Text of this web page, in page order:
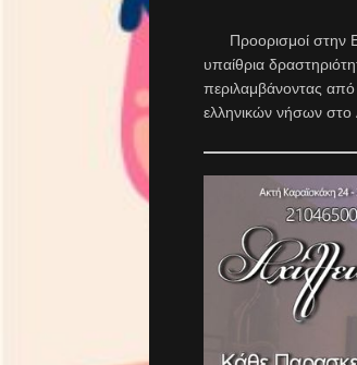
Προορισμοί στην
υπαίθρια
περιλαμβάνοντας
ελληνικών νήσων στο